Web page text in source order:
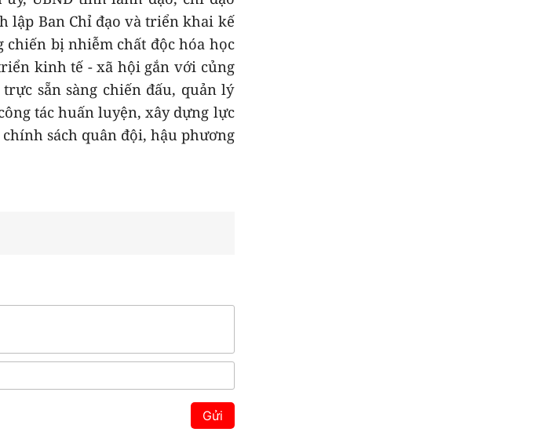
lập Ban Chỉ đạo và triển khai kế
chiến bị nhiễm chất độc hóa học
kinh tế - xã hội gắn với củng
sẵn sàng chiến đấu, quản lý
tác huấn luyện, xây dựng lực
sách quân đội, hậu phương
Gửi